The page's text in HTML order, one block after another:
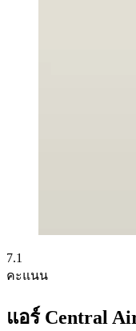
7.1
คะแนน
แอร์ Central